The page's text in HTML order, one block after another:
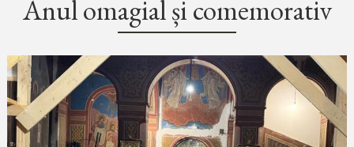
Anul omagial și comemorativ